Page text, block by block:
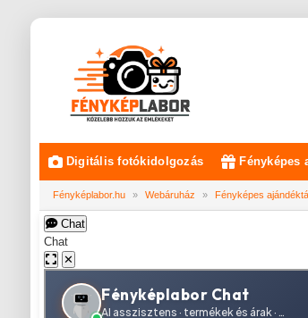
Digitális fotókidolgozás Fényképes
Fényképlabor.hu » Webáruház » Fényképes
Chat
Chat
✕